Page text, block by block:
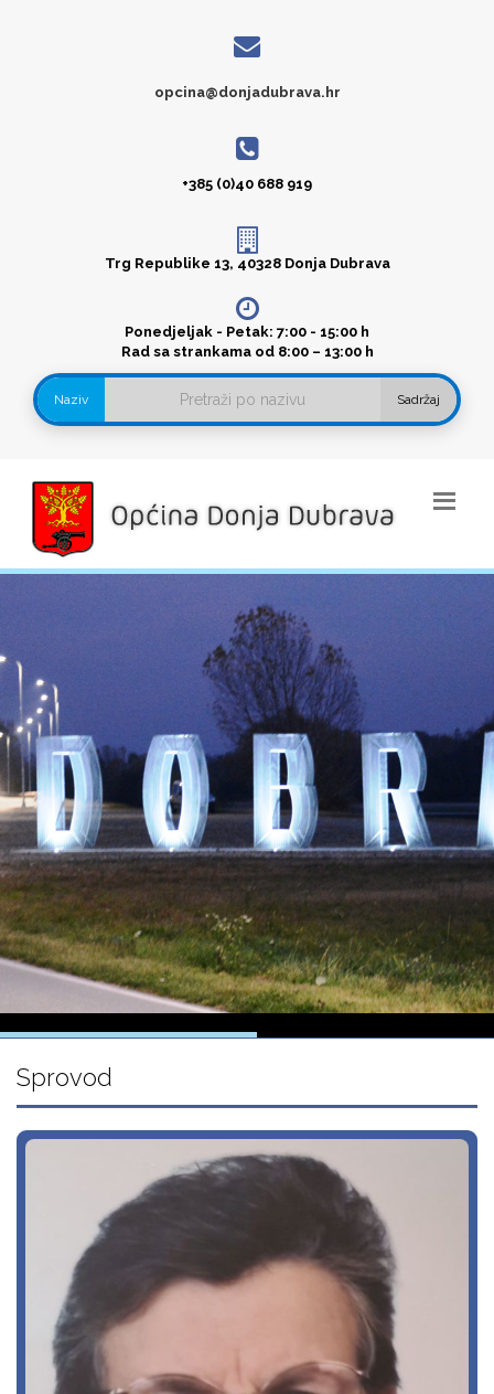
opcina@donjadubrava.hr
+385 (0)40 688 919
Trg Republike 13, 40328 Donja Dubrava
Ponedjeljak - Petak: 7:00 - 15:00 h
Rad sa strankama od 8:00 – 13:00 h
Naziv Sadržaj
Sprovod